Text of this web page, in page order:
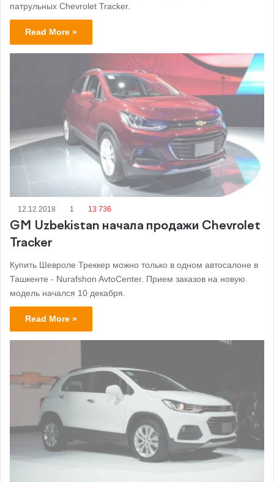
патрульных Chevrolet Tracker.
Read More »
12.12.2018 1 13 736
GM Uzbekistan начала продажи Chevrolet
Tracker
Купить Шевроле Треккер можно только в одном автосалоне в
Ташкенте - Nurafshon AvtoCenter. Прием заказов на новую
модель начался 10 декабря.
Read More »